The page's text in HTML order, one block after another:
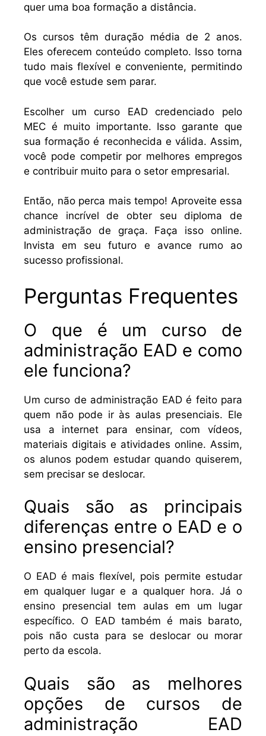
quer uma boa formação a distância.
Os cursos têm duração média de 2 anos.
Eles oferecem conteúdo completo. Isso torna
tudo mais flexível e conveniente, permitindo
que você estude sem parar.
Escolher um curso EAD credenciado pelo
MEC é muito importante. Isso garante que
sua formação é reconhecida e válida. Assim,
você pode competir por melhores empregos
e contribuir muito para o setor empresarial.
Então, não perca mais tempo! Aproveite essa
chance incrível de obter seu diploma de
administração de graça. Faça isso online.
Invista em seu futuro e avance rumo ao
sucesso profissional.
Perguntas Frequentes
O que é um curso de
administração EAD e como
ele funciona?
Um curso de administração EAD é feito para
quem não pode ir às aulas presenciais. Ele
usa a internet para ensinar, com vídeos,
materiais digitais e atividades online. Assim,
os alunos podem estudar quando quiserem,
sem precisar se deslocar.
Quais são as principais
diferenças entre o EAD e o
ensino presencial?
O EAD é mais flexível, pois permite estudar
em qualquer lugar e a qualquer hora. Já o
ensino presencial tem aulas em um lugar
específico. O EAD também é mais barato,
pois não custa para se deslocar ou morar
perto da escola.
Quais são as melhores
opções de cursos de
administração EAD